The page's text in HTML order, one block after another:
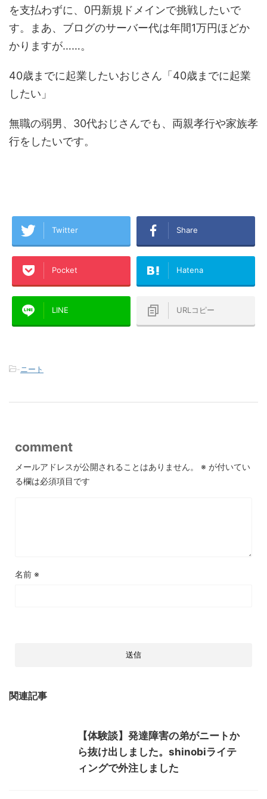
を支払わずに、0円新規ドメインで挑戦したいで
す。まあ、ブログのサーバー代は年間1万円ほどか
かりますが……。
40歳までに起業したいおじさん「40歳までに起業
したい」
無職の弱男、30代おじさんでも、両親孝行や家族孝
行をしたいです。
Twitter Share
Pocket Hatena
LINE URLコピー
-ニート
comment
メールアドレスが公開されることはありません。 ※ が付いてい
る欄は必須項目です
名前 ※
関連記事
【体験談】発達障害の弟がニートか
ら抜け出しました。shinobiライテ
ィングで外注しました